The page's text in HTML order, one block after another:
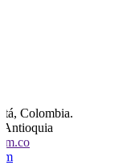
Colombia.
Antioquia